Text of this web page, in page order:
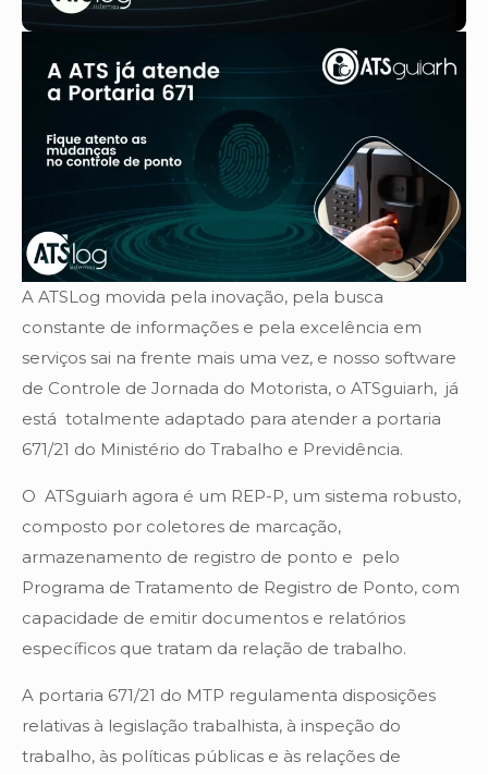
A ATSLog movida pela inovação, pela busca
constante de informações e pela excelência em
serviços sai na frente mais uma vez, e nosso software
de Controle de Jornada do Motorista, o ATSguiarh, já
está totalmente adaptado para atender a portaria
671/21 do Ministério do Trabalho e Previdência.
O ATSguiarh agora é um REP-P, um sistema robusto,
composto por coletores de marcação,
armazenamento de registro de ponto e pelo
Programa de Tratamento de Registro de Ponto, com
capacidade de emitir documentos e relatórios
específicos que tratam da relação de trabalho.
A portaria 671/21 do MTP regulamenta disposições
relativas à legislação trabalhista, à inspeção do
trabalho, às políticas públicas e às relações de